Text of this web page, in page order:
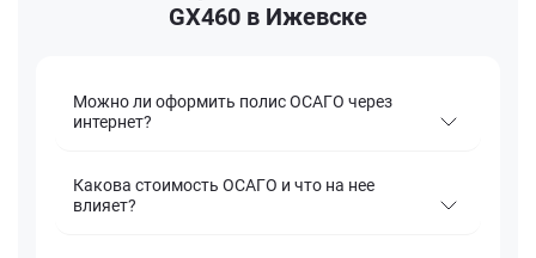
GX460 в Ижевске
Можно ли оформить полис ОСАГО через
интернет?
Какова стоимость ОСАГО и что на нее
влияет?